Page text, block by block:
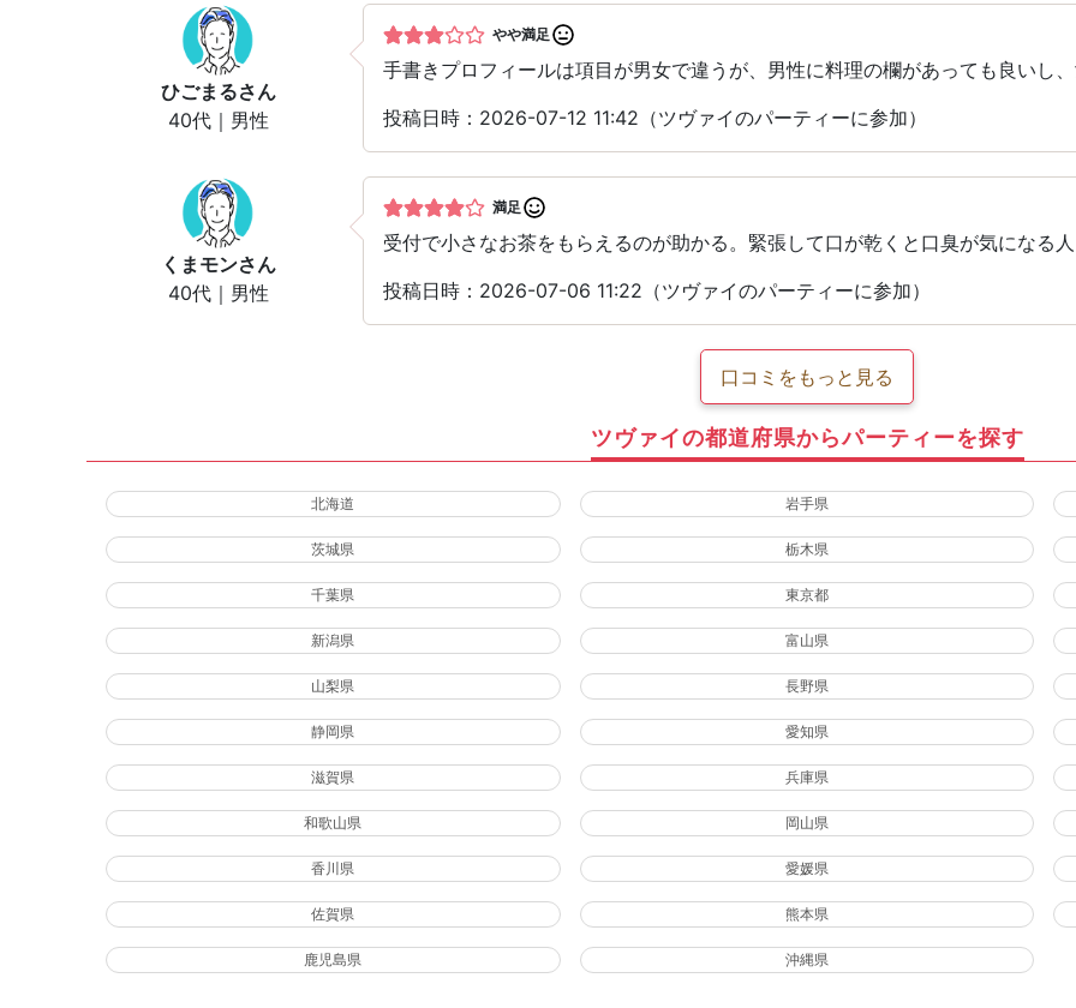
ひごまるさん
40代｜男性
やや満足
手書きプロフィールは項目が男女で違うが、男性に料理の欄があっても良いし
投稿日時：2026-07-12 11:42（ツヴァイのパーティーに参加）
くまモンさん
40代｜男性
満足
受付で小さなお茶をもらえるのが助かる。緊張して口が乾くと口臭が気になる
投稿日時：2026-07-06 11:22（ツヴァイのパーティーに参加）
口コミをもっと見る
ツヴァイの都道府県からパーティーを探す
北海道 岩手県
茨城県 栃木県
千葉県 東京都
新潟県 富山県
山梨県 長野県
静岡県 愛知県
滋賀県 兵庫県
和歌山県 岡山県
香川県 愛媛県
佐賀県 熊本県
鹿児島県 沖縄県